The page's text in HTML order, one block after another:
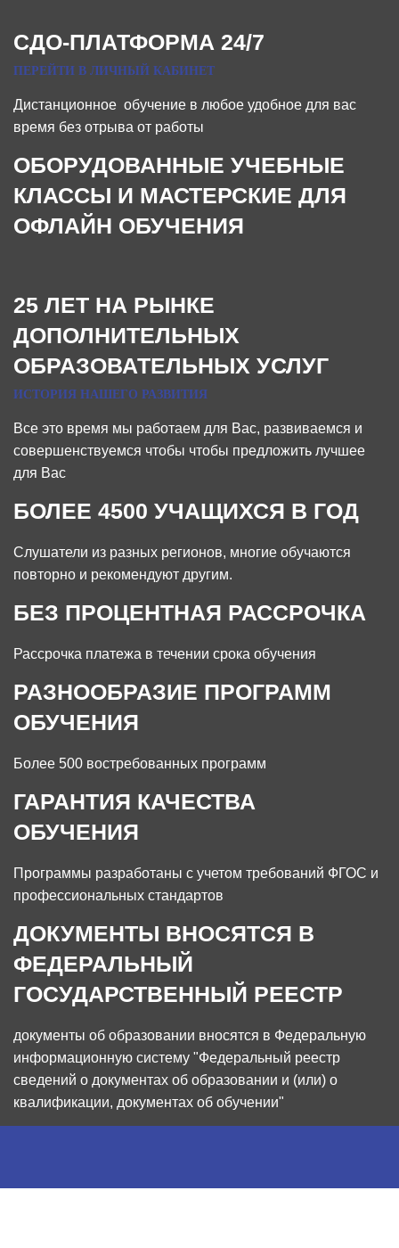
СДО-ПЛАТФОРМА 24/7
ПЕРЕЙТИ В ЛИЧНЫЙ КАБИНЕТ
Дистанционное обучение в любое удобное для вас
время без отрыва от работы
ОБОРУДОВАННЫЕ УЧЕБНЫЕ
КЛАССЫ И МАСТЕРСКИЕ ДЛЯ
ОФЛАЙН ОБУЧЕНИЯ
25 ЛЕТ НА РЫНКЕ
ДОПОЛНИТЕЛЬНЫХ
ОБРАЗОВАТЕЛЬНЫХ УСЛУГ
ИСТОРИЯ НАШЕГО РАЗВИТИЯ
Все это время мы работаем для Вас, развиваемся и
совершенствуемся чтобы чтобы предложить лучшее
для Вас
БОЛЕЕ 4500 УЧАЩИХСЯ В ГОД
Слушатели из разных регионов, многие обучаются
повторно и рекомендуют другим.
БЕЗ ПРОЦЕНТНАЯ РАССРОЧКА
Рассрочка платежа в течении срока обучения
РАЗНООБРАЗИЕ ПРОГРАММ
ОБУЧЕНИЯ
Более 500 востребованных программ
ГАРАНТИЯ КАЧЕСТВА
ОБУЧЕНИЯ
Программы разработаны с учетом требований ФГОС и
профессиональных стандартов
ДОКУМЕНТЫ ВНОСЯТСЯ В
ФЕДЕРАЛЬНЫЙ
ГОСУДАРСТВЕННЫЙ РЕЕСТР
документы об образовании вносятся в Федеральную
информационную систему "Федеральный реестр
сведений о документах об образовании и (или) о
квалификации, документах об обучении"